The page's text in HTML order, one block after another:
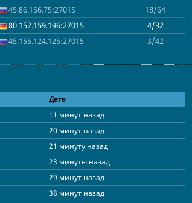
45.86.156.75:27015 18/64
80.152.159.196:27015 4/32
45.155.124.125:27015 3/42
Дата
11 минут назад
20 минут назад
21 минуту назад
23 минуты назад
29 минут назад
38 минут назад